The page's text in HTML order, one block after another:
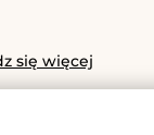
się więcej